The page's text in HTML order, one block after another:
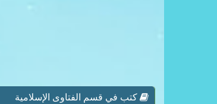
كتب في قسم الفتاوى الإسلامية